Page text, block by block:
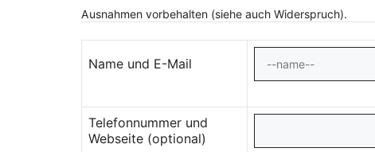
Ausnahmen vorbehalten (siehe auch Widerspruch).
Name und E-Mail
Telefonnummer und
Webseite (optional)